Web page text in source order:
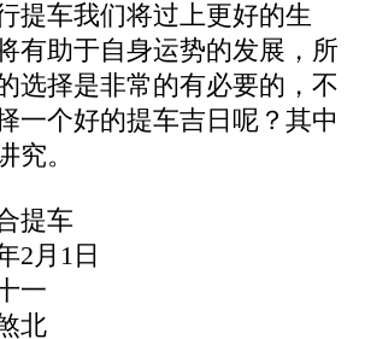
提车我们将过上更好的生
有助于自身运势的发展，所
选择是非常的有必要的，不
一个好的提车吉日呢？其中
究。
提车
2月1日
一
北